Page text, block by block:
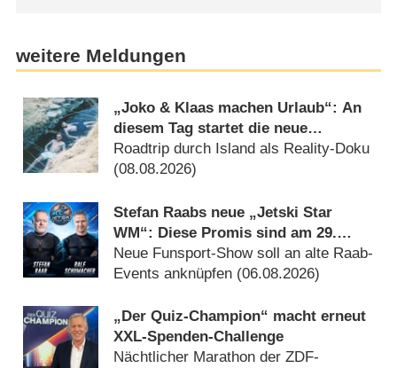
weitere Meldungen
„Joko & Klaas machen Urlaub“: An
diesem Tag startet die neue
Sendung des Entertainer-Duos
Roadtrip durch Island als Reality-Doku
(08.08.2026)
Stefan Raabs neue „Jetski Star
WM“: Diese Promis sind am 29.
August 2026 dabei
Neue Funsport-Show soll an alte Raab-
Events anknüpfen (06.08.2026)
„Der Quiz-Champion“ macht erneut
XXL-Spenden-Challenge
Nächtlicher Marathon der ZDF-